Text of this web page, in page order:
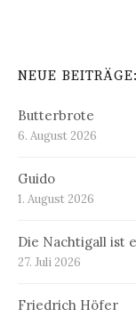
NEUE BEITRÄGE:
Butterbrote
6. August 2026
Guido
1. August 2026
Die Nachtigall ist
27. Juli 2026
Friedrich Höfer